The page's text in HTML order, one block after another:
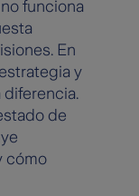
funciona
En
y
de
cómo